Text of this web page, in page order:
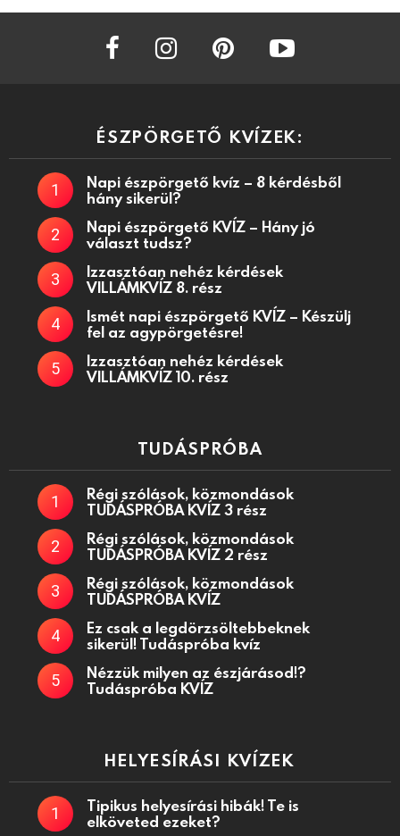
facebook instagram
ÉSZPÖRGETŐ KVÍZEK:
Napi észpörgető kvíz – 8 kérdésből
hány sikerül?
Napi észpörgető KVÍZ – Hány jó
választ tudsz?
Izzasztóan nehéz kérdések
VILLÁMKVÍZ 8. rész
Ismét napi észpörgető KVÍZ – Készülj
fel az agypörgetésre!
Izzasztóan nehéz kérdések
VILLÁMKVÍZ 10. rész
TUDÁSPRÓBA
Régi szólások, közmondások
TUDÁSPRÓBA KVÍZ 3 rész
Régi szólások, közmondások
TUDÁSPRÓBA KVÍZ 2 rész
Régi szólások, közmondások
TUDÁSPRÓBA KVÍZ
Ez csak a legdörzsöltebbeknek
sikerül! Tudáspróba kvíz
Nézzük milyen az észjárásod!?
Tudáspróba KVÍZ
HELYESÍRÁSI KVÍZEK
Tipikus helyesírási hibák! Te is
elköveted ezeket?